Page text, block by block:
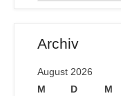
Archiv
August 2026
M
D M